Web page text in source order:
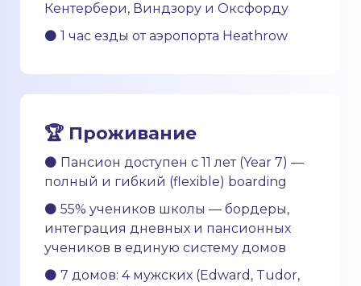
Кентербери, Виндзору и Оксфорду
⚫ 1 час езды от аэропорта Heathrow
🏆 Проживание
⚫ Пансион доступен с 11 лет (Year 7) —
полный и гибкий (flexible) boarding
⚫ 55% учеников школы — бордеры,
интеграция дневных и пансионных
учеников в единую систему домов
⚫ 7 домов: 4 мужских (Edward, Tudor,